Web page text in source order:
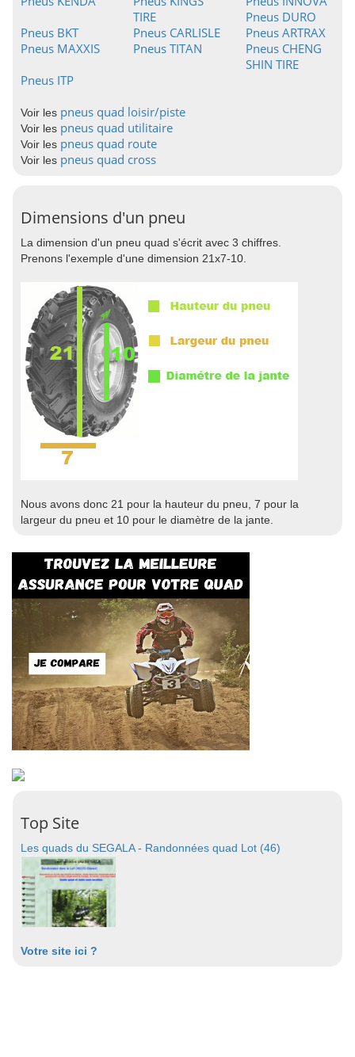
TIRE
Pneus DURO
Pneus BKT
Pneus CARLISLE
Pneus ARTRAX
Pneus MAXXIS
Pneus TITAN
Pneus CHENG
SHIN TIRE
Pneus ITP
Voir les pneus quad loisir/piste
Voir les pneus quad utilitaire
Voir les pneus quad route
Voir les pneus quad cross
Dimensions d'un pneu
La dimension d'un pneu quad s'écrit avec 3 chiffres.
Prenons l'exemple d'une dimension 21x7-10.
Nous avons donc 21 pour la hauteur du pneu, 7 pour la
largeur du pneu et 10 pour le diamètre de la jante.
Top Site
Les quads du SEGALA - Randonnées quad Lot (46)
Votre site ici ?